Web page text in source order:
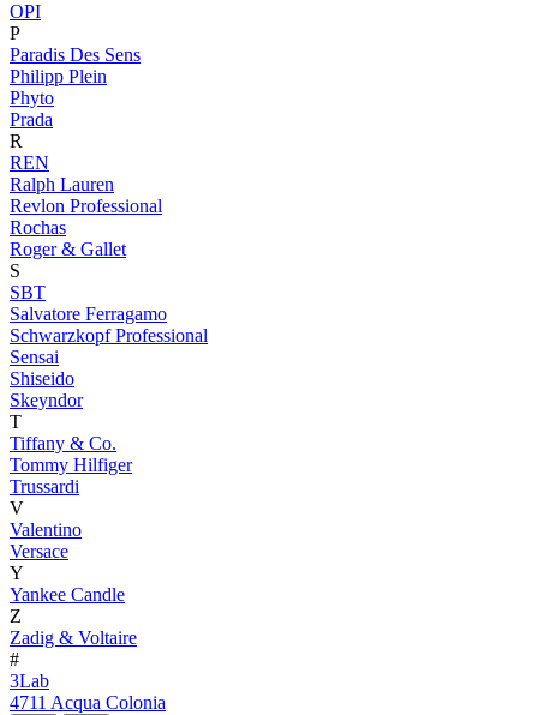
OPI
P
Paradis Des Sens
Philipp Plein
Phyto
Prada
R
REN
Ralph Lauren
Revlon Professional
Rochas
Roger & Gallet
S
SBT
Salvatore Ferragamo
Schwarzkopf Professional
Sensai
Shiseido
Skeyndor
T
Tiffany & Co.
Tommy Hilfiger
Trussardi
V
Valentino
Versace
Y
Yankee Candle
Z
Zadig & Voltaire
#
3Lab
4711 Acqua Colonia